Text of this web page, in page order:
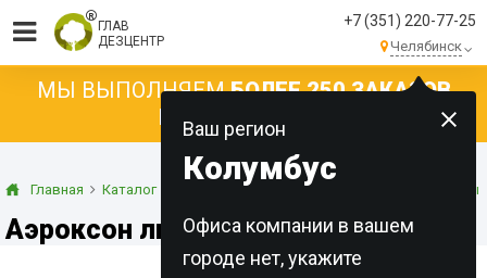
ГЛАВ
ДЕЗЦЕНТР
+7 (351) 220-77-25
Челябинск
Ваш регион
Колумбус
Офиса компании в вашем
городе нет, укажите
МЫ ВЫПОЛНЯЕМБОЛЕЕ 250 ЗАКАЗОВ
КАЖДЫЙ ДЕНЬ!
Главная Каталог Инсектицидные ловушки Ловушки и ленты
Аэроксон липкая лента